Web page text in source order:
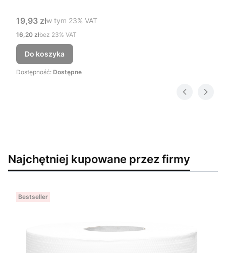
Cena brutto
19,93 złw tym %s VAT
w tym 23% VAT
Cena netto
16,20 złbez 23% VAT
Do koszyka
Dostępność: Dostępne
Najchętniej kupowane przez firmy
Bestseller